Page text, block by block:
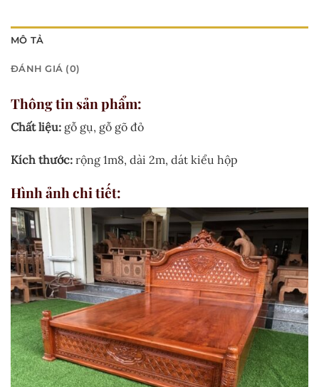
MÔ TẢ
ĐÁNH GIÁ (0)
Thông tin sản phẩm:
Chất liệu: gỗ gụ, gỗ gõ đỏ
Kích thước: rộng 1m8, dài 2m, dát kiểu hộp
Hình ảnh chi tiết: